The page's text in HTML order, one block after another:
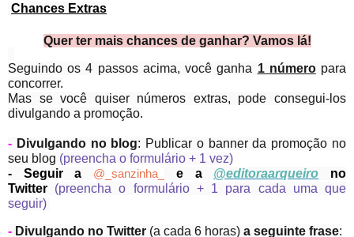
Chances Extras
Quer ter mais chances de ganhar? Vamos lá!
Seguindo os 4 passos acima, você ganha 1 númeropara
concorrer.
Mas se você quiser números extras, pode consegui-los
divulgando a promoção.
- Divulgando no blog: Publicar o banner da promoção no
seu blog (preencha o formulário + 1 vez)
- Seguir a @ _sanzinha_ e a @editoraarqueiro no
Twitter (preencha o formulário + 1 para cada uma que
seguir)
- Divulgando no Twitter (a cada 6 horas) a seguinte frase: